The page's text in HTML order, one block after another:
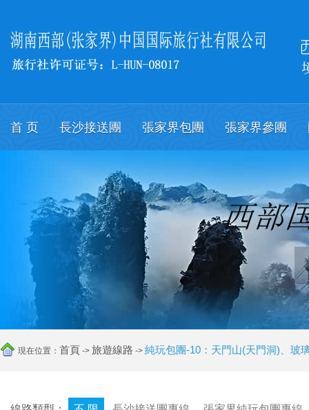
首 页 長沙接送團 張家界包團 張家界參團
現在位置： 首頁 -> 旅遊線路 -> 純玩包團-10：天門山(天門洞)、玻